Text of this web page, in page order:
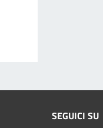
SEGUICI SU